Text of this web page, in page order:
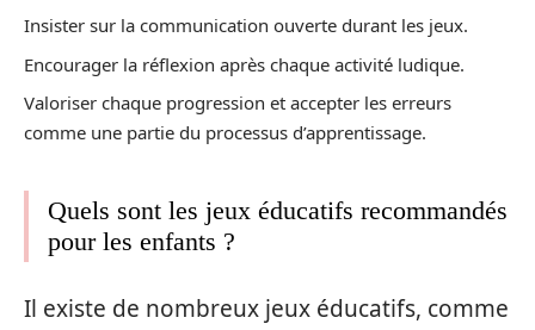
Insister sur la communication ouverte durant les jeux.
Encourager la réflexion après chaque activité ludique.
Valoriser chaque progression et accepter les erreurs
comme une partie du processus d’apprentissage.
Quels sont les jeux éducatifs recommandés
pour les enfants ?
Il existe de nombreux jeux éducatifs, comme